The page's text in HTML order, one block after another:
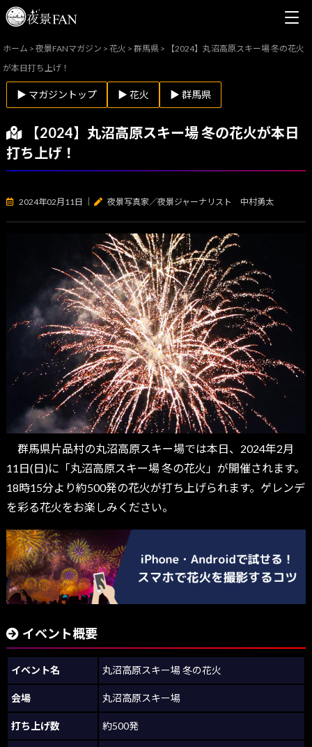
ホーム >夜景FANマガジン >花火 >群馬県 >
【2024】丸沼高原スキー場 冬の花火
が本日打ち上げ！
▶ マガジントップ ▶ 花火 ▶ 群馬県
【2024】丸沼高原スキー場 冬の花火が本日
打ち上げ！
2024年02月11日 夜景写真家／夜景ジャーナリスト 中村勇太
群馬県片品村の丸沼高原スキー場では本日、2024年2月
11日(日)に「丸沼高原スキー場 冬の花火」が開催されます。
18時15分より約500発の花火が打ち上げられます。ゲレンデ
を彩る花火をお楽しみください。
イベント概要
イベント名 丸沼高原スキー場 冬の花火
会場 丸沼高原スキー場
打ち上げ数 約500発